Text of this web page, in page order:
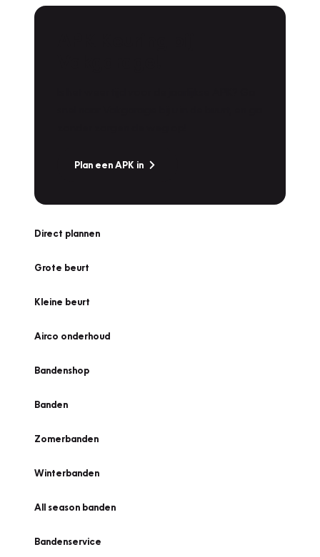
Plan een APK in
Direct plannen
Grote beurt
Kleine beurt
Airco onderhoud
Bandenshop
Banden
Zomerbanden
Winterbanden
All season banden
Bandenservice